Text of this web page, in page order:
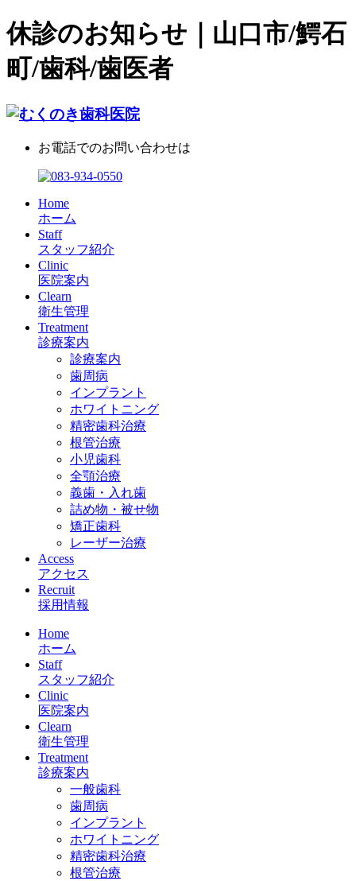
休診のお知らせ｜山口市/鰐石
町/歯科/歯医者
お電話でのお問い合わせは
Home
ホーム
Staff
スタッフ紹介
Clinic
医院案内
Clearn
衛生管理
Treatment
診療案内
診療案内
歯周病
インプラント
ホワイトニング
精密歯科治療
根管治療
小児歯科
全顎治療
義歯・入れ歯
詰め物・被せ物
矯正歯科
レーザー治療
Access
アクセス
Recruit
採用情報
Home
ホーム
Staff
スタッフ紹介
Clinic
医院案内
Clearn
衛生管理
Treatment
診療案内
一般歯科
歯周病
インプラント
ホワイトニング
精密歯科治療
根管治療